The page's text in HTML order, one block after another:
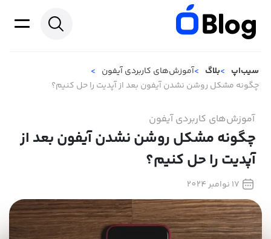
سیب‌اپ بلاگ
آموزش‌های کاربردی آیفون
چگونه مشکل روشن نشدن آیفون بعد از آپدیت را حل کنیم؟
آموزش‌های کاربردی آیفون
چگونه مشکل روشن نشدن آیفون بعد از
آپدیت را حل کنیم؟
17 نوامبر 2024